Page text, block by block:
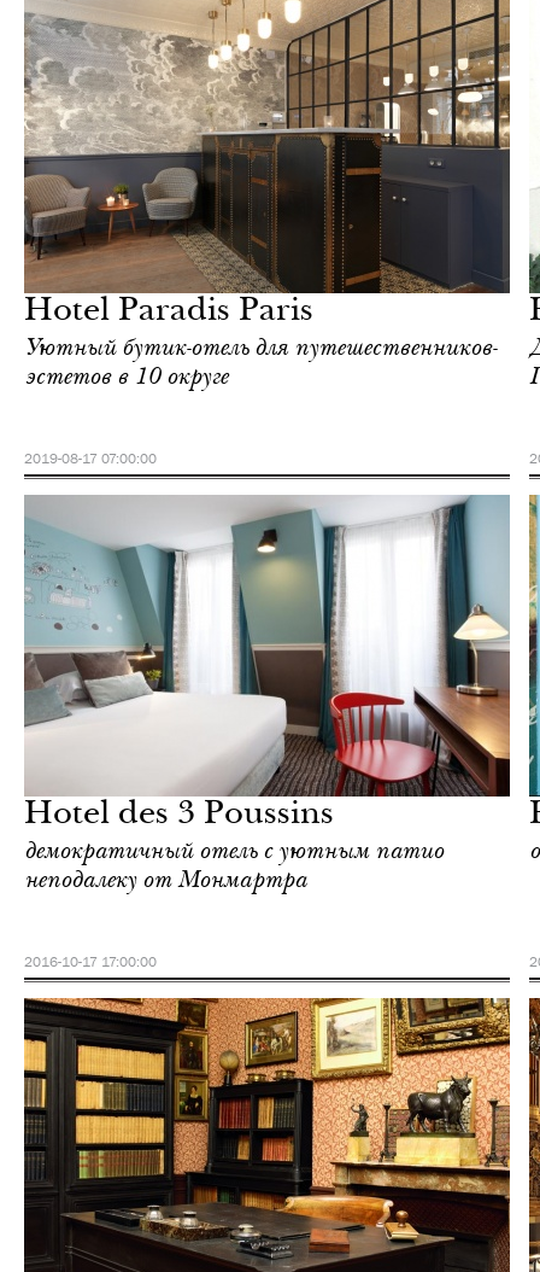
Hotel Paradis Paris
Уютный бутик-отель для путешественников-
эстетов в 10 округе
2019-08-17 07:00:00
Hotel des 3 Poussins
демократичный отель c уютным патио
неподалеку от Монмартра
2016-10-17 17:00:00